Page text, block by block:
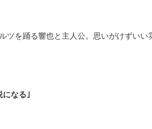
ツを踊る響也と主人公。思いがけずいい
になる｣